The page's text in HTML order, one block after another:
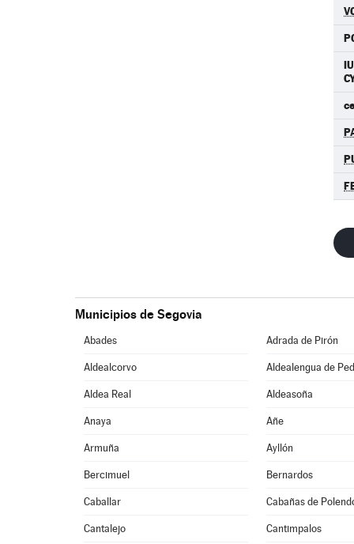
Municipios de Segovia
Abades Adrada de Pirón
Aldealcorvo Aldealengua de
Aldea Real Aldeasoña
Anaya Añe
Armuña Ayllón
Bercimuel Bernardos
Caballar Cabañas de
Cantalejo Cantimpalos